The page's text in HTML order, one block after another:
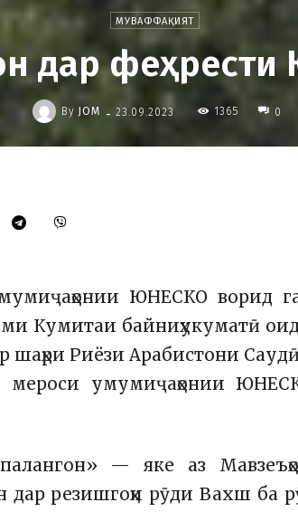
МУВАФФАҚИЯТ
дар
By JOM - 23.09.2023 1365 0
ЮНЕСКО ворид
Кумитаи байниҳукуматӣ
Риёзи Арабистони
мероси умумиҷаҳонии
— яке аз
дар резишгоҳи рӯди Вахш ба